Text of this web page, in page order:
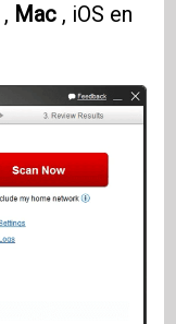
, Mac , iOS en